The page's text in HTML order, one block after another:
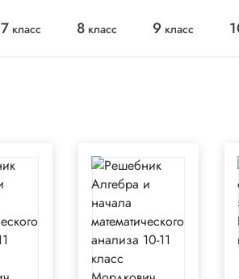
7 класс 8 класс 9 класс